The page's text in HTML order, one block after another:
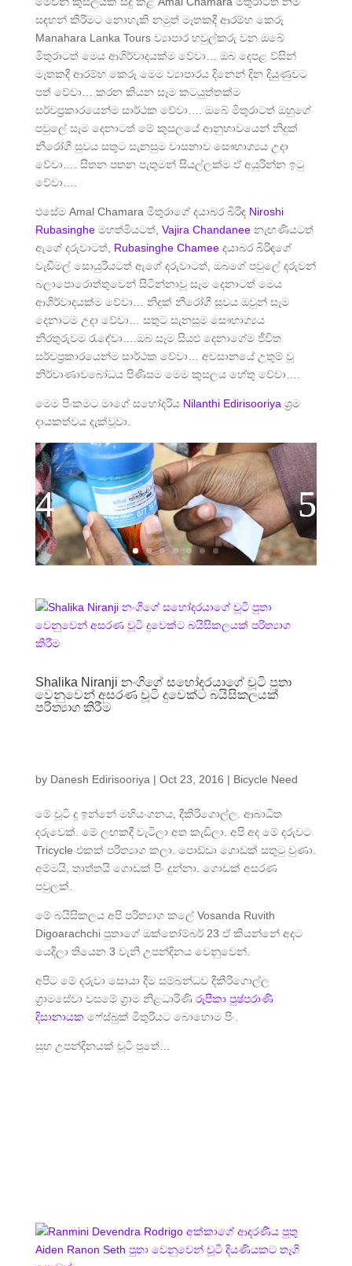
සඳහන් කිරීමට නොහැකි නමුත් මෑතකදී ආරම්භ කෙරූ
Manahara Lanka Tours ව්‍යාපාර හවුල්කරු වන ඔබේ
මිතුරාටත් මෙය ආශිර්වාදයක්ම වේවා… ඔබ දෙපළ ව්සින්
මෑතකදී ආරම්භ කෙරූ මෙම ව්‍යාපාරය දිනෙන් දින දියුණුවට
පත් වේවා… කරන කියන සෑම කටයුත්තක්ම
සර්වප්‍රකාරයෙන්ම සාර්ථක වේවා…. ඔබේ මිතුරාටත් ඔහුගේ
පවුලේ සෑම දෙනාටත් මේ කුසලයේ ආනුභාවයෙන් නිදුක්
නීරෝගී සුවය සතුට සැනසුම වාසනාව සෞභාග්‍යය උදා
වේවා…. සිතන පතන පැතුමන් සියල්ලක්ම ඒ අයුරින්න ඉටු
වේවා….
එසේම Amal Chamara මිතුරාගේ දයාබර බිරිඳ Niroshi
Rubasingheමහත්මියටත්, Vajira Chandaneeනැඟණියටත්
ඇගේ දරුවාටත්, Rubasinghe Chameeදයාබර බිරිඳගේ
වැඩිමල් සොයුරියටත් ඇගේ දරුවාටත්, ඔබගේ පවුලේ දරුවන්
බලාපොරොත්තුවෙන් සිටින්නාවූ සෑම දෙනාටත් මෙය
ආශිර්වාදයක්ම වේවා… නිදුක් නීරෝගී සුවය ඔවුන් සෑම
දෙනාටම උදා වේවා… සතුට සැනසුම සෞභාග්‍යය
නිරතුරුවම රැඳේවා….ඔබ සෑම සියළු දෙනාගේම ජීවිත
සර්වප්‍රකාරයෙන්ම සාර්ථක වේවා… අවසානයේ උතුම් වූ
නිර්වාණාවබෝධය පිණිසම මෙම කුසලය හේතු වේවා….
මෙම පිංකමට මාගේ සහෝදරිය Nilanthi Edirisooriya ශ්‍රම
දායකත්වය දැක්වූවා.
Shalika Niranji නංගිගේ සහෝදරයාගේ චූටි පුතා
වෙනුවෙන් අසරණ චූටි දුවෙක්ට බයිසිකලයක්
පරිත්‍යාග කිරීම
by Danesh Edirisooriya | Oct 23, 2016 | Bicycle Need
මේ චූටි දූ ඉන්නේ මහියංගනය, දීකිරිගොල්ල. ආබාධිත
දරුවෙක්. මේ ලඟකදී වැටිලා අත කැඩිලා. අපි අද මේ දරුවට
Tricycle එකක් පරිත්‍යාග කලා. පොඩ්ඩා ගොඩක් සතුටු වුණා.
අම්මයි, තාත්තයි ගොඩක් පිං දුන්නා. ගොඩක් අසරණ
පවුලක්.
මේ බයිසිකලය අපි පරිත්‍යාග කලේ Vosanda Ruvith
Digoarachchi පුතාගේ ඔක්තෝම්බර් 23 ඒ කියන්නේ අදට
යෙදිලා තියෙන 3 වැනි උපන්දිනය වෙනුවෙන්.
අපිට මේ දරුවා සොයා දීම සම්බන්ධව දීකිරිගොල්ල
ග්‍රාමසේවා වසමේ ග්‍රාම නිළධාරිණි රූපීකා පුෂ්පරාණි
දිසානායක ෆේස්බුක් මිතුරියට බොහොම පිං.
සුභ උපන්දිනයක් චූටි පුතේ…